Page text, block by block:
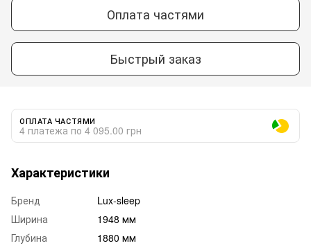
Оплата частями
Быстрый заказ
ОПЛАТА ЧАСТЯМИ
4 платежа по 4 095.00 грн
Характеристики
Бренд
Lux-sleep
Ширина
1948 мм
Глубина
1880 мм